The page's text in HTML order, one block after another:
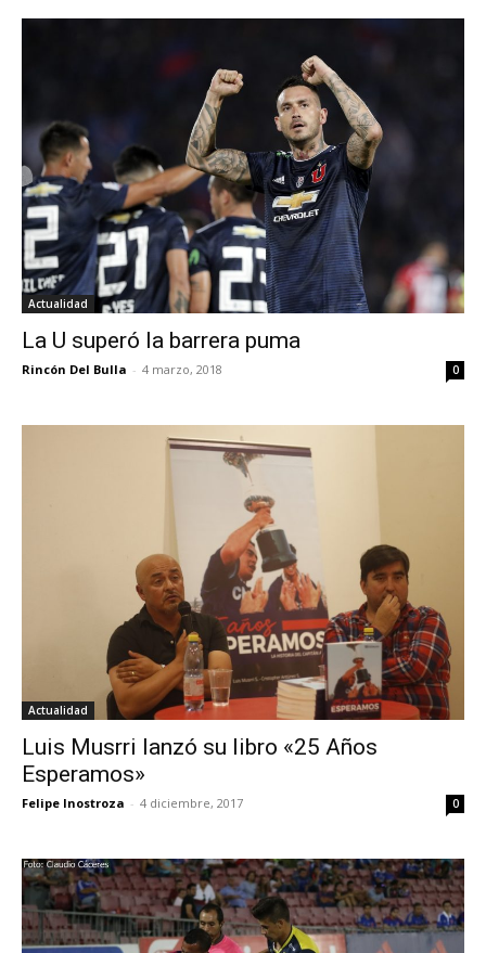
Actualidad
La U superó la barrera puma
Rincón Del Bulla - 4 marzo, 2018 0
Actualidad
Luis Musrri lanzó su libro «25 Años
Esperamos»
Felipe Inostroza - 4 diciembre, 2017 0